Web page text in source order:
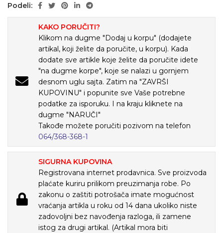
Podeli:
KAKO PORUČITI?
Klikom na dugme "Dodaj u korpu" (dodajete
artikal, koji želite da poručite, u korpu). Kada
dodate sve artikle koje želite da poručite idete
"na dugme korpe", koje se nalazi u gornjem
desnom uglu sajta. Zatim na "ZAVRŠI
KUPOVINU" i popunite sve Vaše potrebne
podatke za isporuku. I na kraju kliknete na
dugme "NARUČI"
Takođe možete poručiti pozivom na telefon
064/368-368-1
SIGURNA KUPOVINA
Registrovana internet prodavnica. Sve proizvoda
plaćate kuriru prilikom preuzimanja robe. Po
zakonu o zaštiti potrošača imate mogućnost
vraćanja artikla u roku od 14 dana ukoliko niste
zadovoljni bez navođenja razloga, ili zamene
istog za drugi artikal. (Artikal mora biti